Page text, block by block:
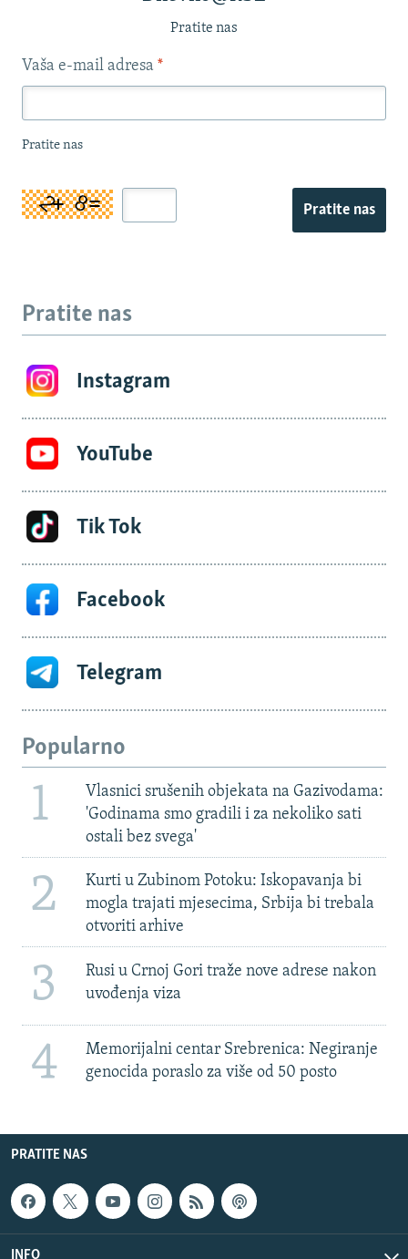
Pratite nas
Vaša e-mail adresa *
Pratite nas
Pratite nas
Pratite nas
Instagram
YouTube
Tik Tok
Facebook
Telegram
Popularno
1
Vlasnici srušenih objekata na Gazivodama:
'Godinama smo gradili i za nekoliko sati
ostali bez svega'
2
Kurti u Zubinom Potoku: Iskopavanja bi
mogla trajati mjesecima, Srbija bi trebala
otvoriti arhive
3
Rusi u Crnoj Gori traže nove adrese nakon
uvođenja viza
4
Memorijalni centar Srebrenica: Negiranje
genocida poraslo za više od 50 posto
PRATITE NAS
INFO